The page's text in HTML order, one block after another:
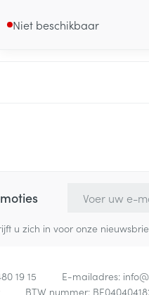
Niet beschikbaar
u zich in voor onze
19 15 E-mailadres: info@
BTW nummer: